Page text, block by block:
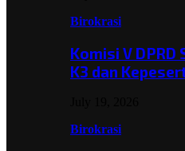
Birokrasi
Komisi V
K3 dan
Birokrasi